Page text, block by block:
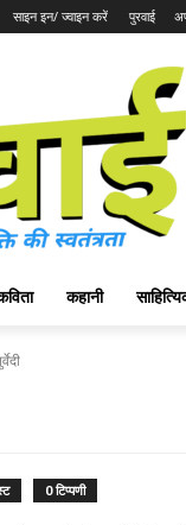
साइन इन/ ज्वाइन करें पुरवाई
कहानी
0 टिप्पणी